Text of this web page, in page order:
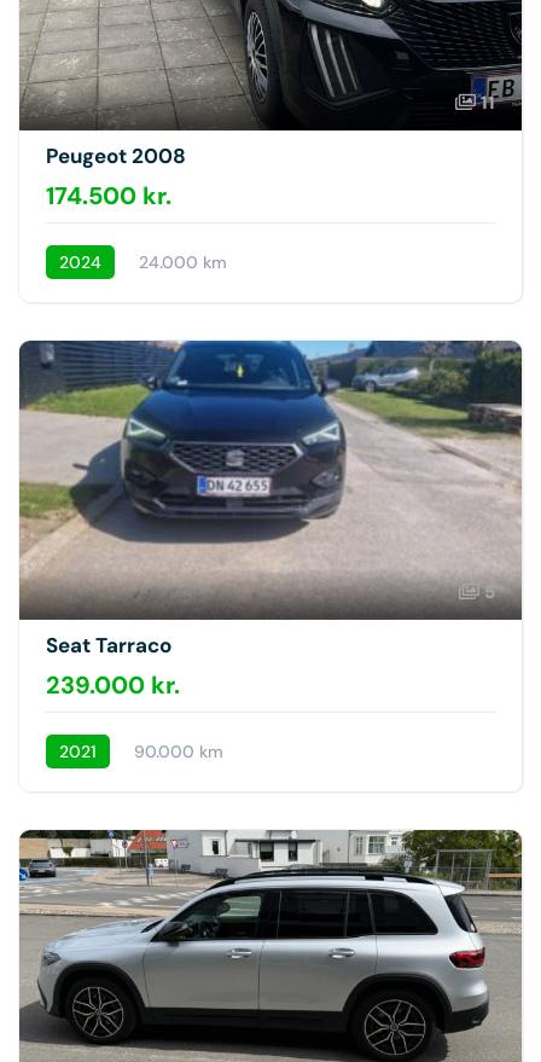
11
Peugeot 2008
174.500 kr.
2024 24.000 km
5
Seat Tarraco
239.000 kr.
2021 90.000 km